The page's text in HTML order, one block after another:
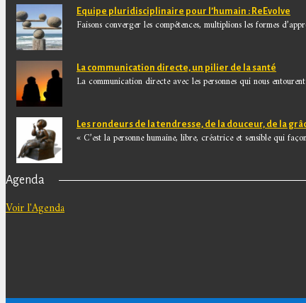
Equipe pluridisciplinaire pour l’humain : ReEvolve
Faisons converger les compétences, multiplions les formes
La communication directe, un pilier de la santé
La communication directe avec les personnes qui nous
Les rondeurs de la tendresse, de la douceur, de la
« C’est la personne humaine, libre, créatrice et sensible qui
Agenda
Voir l'Agenda